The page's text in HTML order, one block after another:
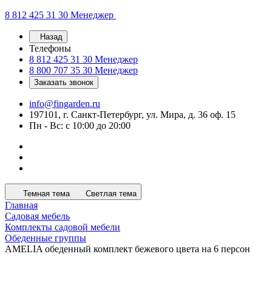
8 812 425 31 30 Менеджер
Назад
Телефоны
8 812 425 31 30 Менеджер
8 800 707 35 30 Менеджер
Заказать звонок
info@fingarden.ru
197101, г. Санкт-Петербург, ул. Мира, д. 36 оф. 15
Пн - Вс: с 10:00 до 20:00
Темная тема Светлая тема
Главная
Садовая мебель
Комплекты садовой мебели
Обеденные группы
AMELIA обеденный комплект бежевого цвета на 6 персон